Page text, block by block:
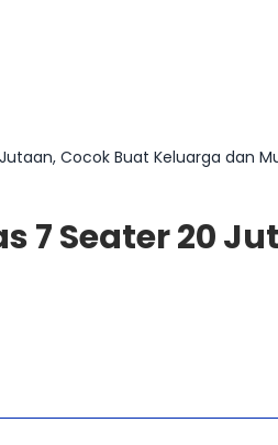
Cocok Buat Keluarga dan
7 Seater 20